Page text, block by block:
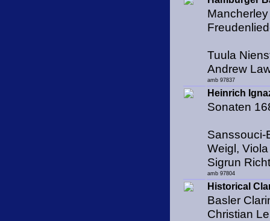
Tuula
Andrew
amb 97837
Heinrich
Sonaten
Sanssouci-
Weigl,
Sigrun
amb 97804
Historical
Basler
Christian